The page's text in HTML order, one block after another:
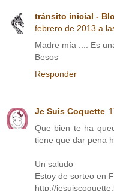
tránsito inicial -
febrero de 2013 a
Madre mía .... Es
Besos
Responder
Je Suis Coquette
Que bien te ha
tiene que dar pena
Un saludo
Estoy de sorteo en
http://